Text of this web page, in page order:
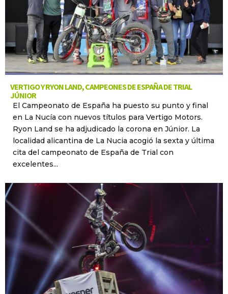
VERTIGO Y RYON LAND, CAMPEONES DE ESPAÑA DE TRIAL
JÚNIOR
El Campeonato de España ha puesto su punto y final
en La Nucía con nuevos títulos para Vertigo Motors.
Ryon Land se ha adjudicado la corona en Júnior. La
localidad alicantina de La Nucia acogió la sexta y última
cita del campeonato de España de Trial con
excelentes...